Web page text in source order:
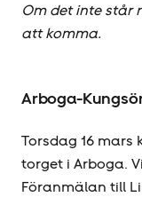
Om det inte står
att komma.
Arboga-
Torsdag 16 mars
torget i Arboga.
Föranmälan till